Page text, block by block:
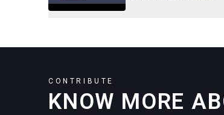
CONTRIBUTE
KNOW MORE